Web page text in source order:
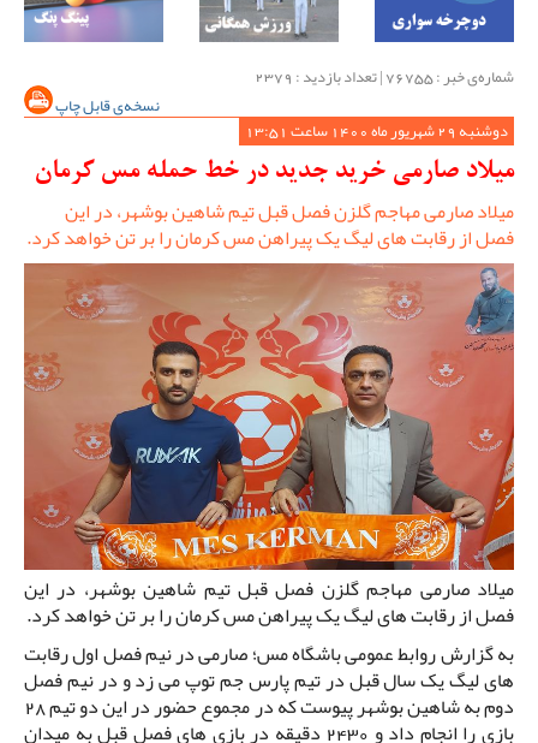
شماره‌ی خبر : ‌76755 | تعداد بازدید : 2379
نسخه‌ی قابل چاپ
دوشنبه 29 شهریور ماه 1400 ساعت 13:51
میلاد صارمی خرید جدید در خط حمله مس کرمان
میلاد صارمی مهاجم گلزن فصل قبل تیم شاهین بوشهر، در این
فصل از رقابت های لیگ یک پیراهن مس کرمان را بر تن خواهد کرد.
میلاد صارمی مهاجم گلزن فصل قبل تیم شاهین بوشهر، در این
فصل از رقابت های لیگ یک پیراهن مس کرمان را بر تن خواهد کرد.
به گزارش روابط عمومی باشگاه مس؛ صارمی در نیم فصل اول رقابت
های لیگ یک سال قبل در تیم پارس جم توپ می زد و در نیم فصل
دوم به شاهین بوشهر پیوست که در مجموع حضور در این دو تیم 28
بازی را انجام داد و 2430 دقیقه در بازی های فصل قبل به میدان